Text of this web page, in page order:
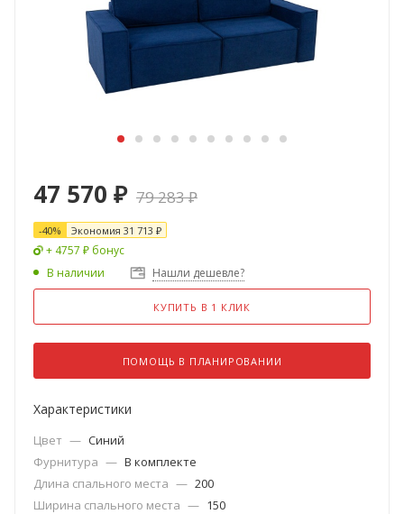
47 570 ₽ 79 283₽
-40% Экономия 31 713 ₽
+ 4757 ₽ бонус
В наличии
Нашли дешевле?
КУПИТЬ В 1 КЛИК
ПОМОЩЬ В ПЛАНИРОВАНИИ
Характеристики
Цвет — Синий
Фурнитура — В комплекте
Длина спального места — 200
Ширина спального места — 150